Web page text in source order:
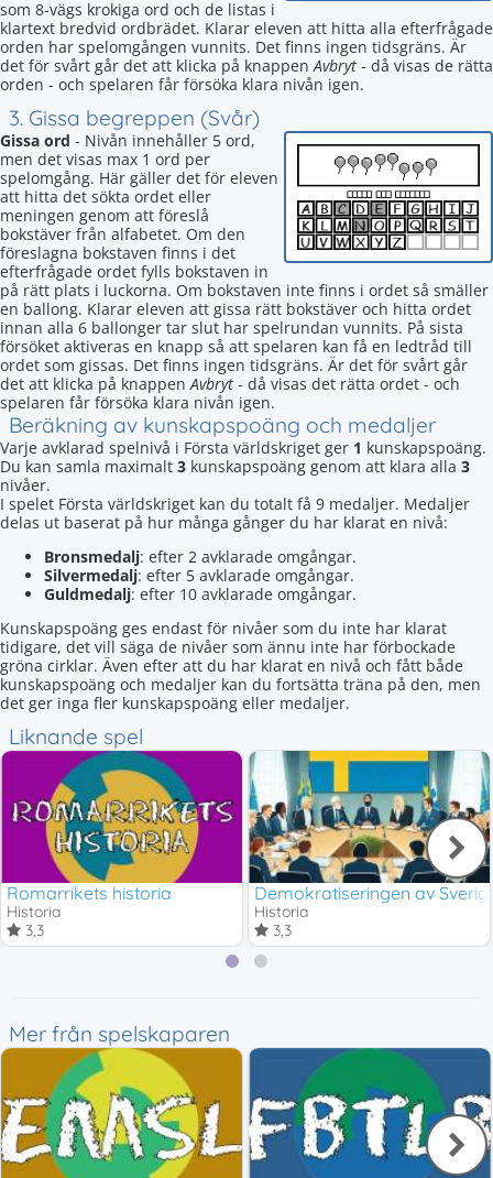
som 8-vägs krokiga ord och de listas i
klartext bredvid ordbrädet. Klarar eleven att hitta alla efterfrågade
orden har spelomgången vunnits. Det finns ingen tidsgräns. Är
det för svårt går det att klicka på knappenAvbryt - då visas de rätta
orden - och spelaren får försöka klara nivån igen.
3. Gissa begreppen (Svår)
Gissa ord - Nivån innehåller 5 ord,
men det visas max 1 ord per
spelomgång. Här gäller det för eleven
att hitta det sökta ordet eller
meningen genom att föreslå
bokstäver från alfabetet. Om den
föreslagna bokstaven finns i det
efterfrågade ordet fylls bokstaven in
på rätt plats i luckorna. Om bokstaven inte finns i ordet så smäller
en ballong. Klarar eleven att gissa rätt bokstäver och hitta ordet
innan alla 6 ballonger tar slut har spelrundan vunnits. På sista
försöket aktiveras en knapp så att spelaren kan få en ledtråd till
ordet som gissas. Det finns ingen tidsgräns. Är det för svårt går
det att klicka på knappenAvbryt - då visas det rätta ordet - och
spelaren får försöka klara nivån igen.
Beräkning av kunskapspoäng och medaljer
Varje avklarad spelnivå i Första världskriget ger 1 kunskapspoäng.
Du kan samla maximalt 3 kunskapspoäng genom att klara alla 3
nivåer.
I spelet Första världskriget kan du totalt få 9 medaljer. Medaljer
delas ut baserat på hur många gånger du har klarat en nivå:
Bronsmedalj: efter 2 avklarade omgångar.
Silvermedalj: efter 5 avklarade omgångar.
Guldmedalj: efter 10 avklarade omgångar.
Kunskapspoäng ges endast för nivåer som du inte har klarat
tidigare, det vill säga de nivåer som ännu inte har förbockade
gröna cirklar. Även efter att du har klarat en nivå och fått både
kunskapspoäng och medaljer kan du fortsätta träna på den, men
det ger inga fler kunskapspoäng eller medaljer.
Liknande spel
Romarrikets historia
Historia
3,3
Demokratiseringen av
Historia
3,3
Mer från spelskaparen